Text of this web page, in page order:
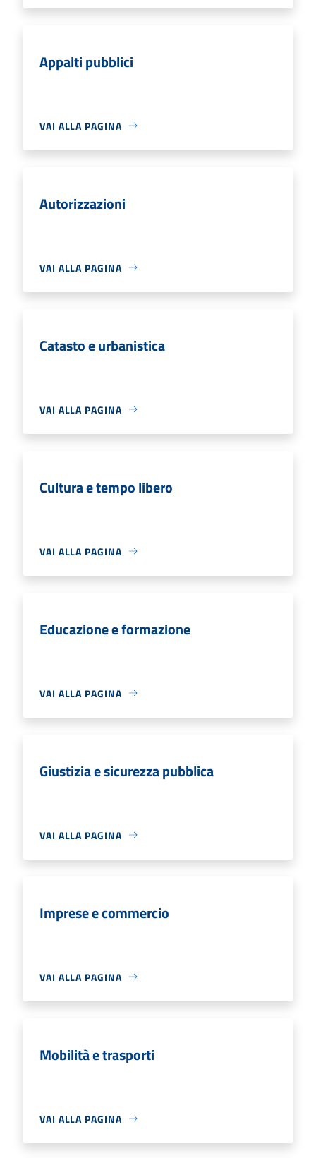
Appalti pubblici
VAI ALLA PAGINA
Autorizzazioni
VAI ALLA PAGINA
Catasto e urbanistica
VAI ALLA PAGINA
Cultura e tempo libero
VAI ALLA PAGINA
Educazione e formazione
VAI ALLA PAGINA
Giustizia e sicurezza pubblica
VAI ALLA PAGINA
Imprese e commercio
VAI ALLA PAGINA
Mobilità e trasporti
VAI ALLA PAGINA